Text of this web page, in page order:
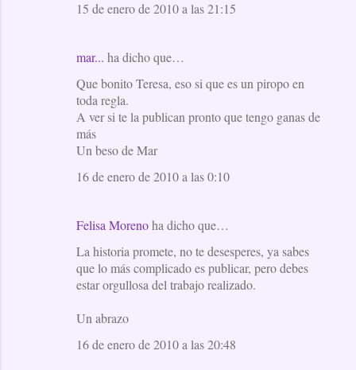
15 de enero de 2010 a las 21:15
mar... ha dicho que…
Que bonito Teresa, eso si que es un piropo en
toda regla.
A ver si te la publican pronto que tengo ganas de
más
Un beso de Mar
16 de enero de 2010 a las 0:10
Felisa Morenoha dicho que…
La historia promete, no te desesperes, ya sabes
que lo más complicado es publicar, pero debes
estar orgullosa del trabajo realizado.
Un abrazo
16 de enero de 2010 a las 20:48